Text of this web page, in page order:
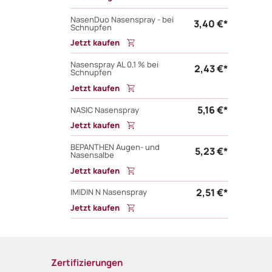
NasenDuo Nasenspray - bei
Schnupfen 3,40 €*
Jetzt kaufen
Nasenspray AL 0,1 % bei
Schnupfen 2,43 €*
Jetzt kaufen
NASIC Nasenspray
5,16 €*
Jetzt kaufen
BEPANTHEN Augen- und
Nasensalbe 5,23 €*
Jetzt kaufen
IMIDIN N Nasenspray
2,51 €*
Jetzt kaufen
Zertifizierungen